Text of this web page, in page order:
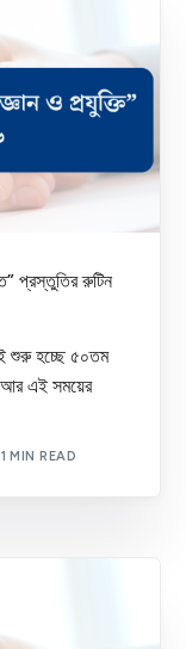
প্রস্তুতির রুটিন
শুরু হচ্ছে ৫০তম
আর এই সময়ের
1 MIN READ